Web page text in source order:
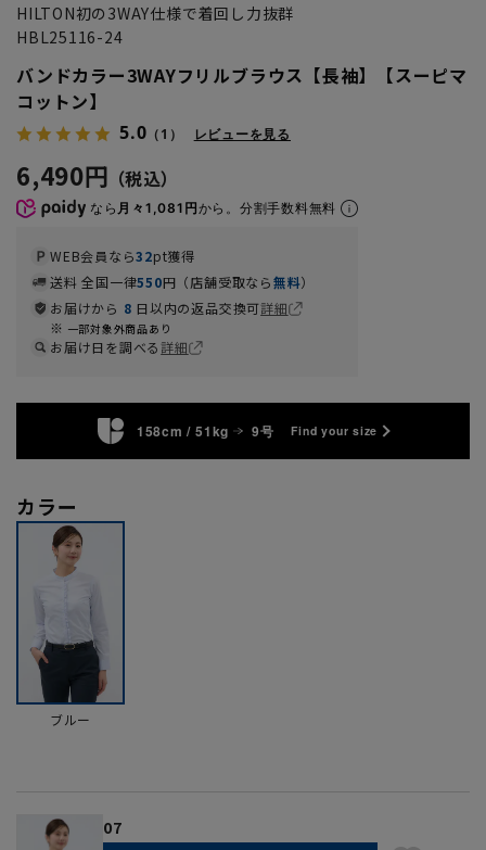
HILTON初の3WAY仕様で着回し力抜群
HBL25116-24
バンドカラー3WAYフリルブラウス【長袖】【スーピマ
コットン】
5.0 （1） レビューを見る
6,490円
なら 月々1,081円から。分割手数料無料
WEB会員なら32pt獲得
送料 全国一律550円（店舗受取なら無料）
お届けから 8 日以内の返品交換可詳細
一部対象外商品あり
お届け日を調べる詳細
158cm / 51kg 9号 Find your size
カラー
ブルー
07